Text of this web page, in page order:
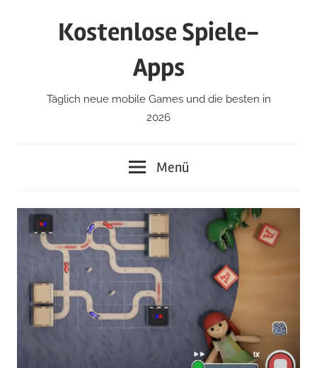
Kostenlose Spiele-
Apps
Täglich neue mobile Games und die besten in
2026
Menü